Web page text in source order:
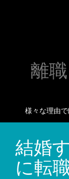
離
様々な理由
結婚
に転